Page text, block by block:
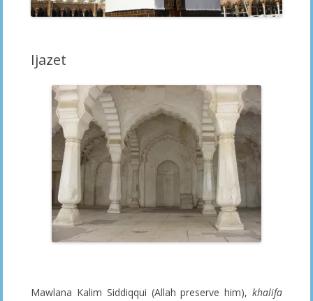
Ijazet
Mawlana Kalim Siddiqqui (Allah preserve him), khalifa